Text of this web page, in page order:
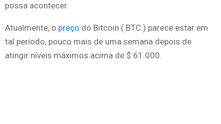
possa acontecer.
Atualmente, o preço do Bitcoin ( BTC ) parece estar em
tal período, pouco mais de uma semana depois de
atingir níveis máximos acima de $ 61.000.